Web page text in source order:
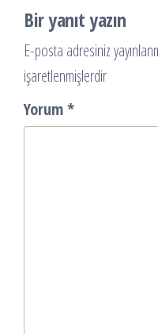
Bir yanıt yazın
E-posta adresiniz
işaretlenmişlerdir
Yorum*